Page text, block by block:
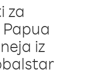
za
iz